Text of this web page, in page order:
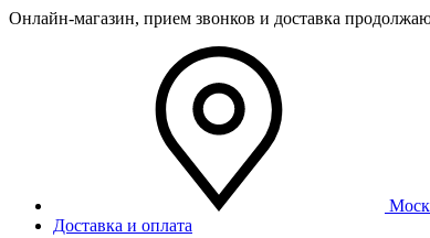
Онлайн-магазин, прием звонков и доставка
Доставка и оплата